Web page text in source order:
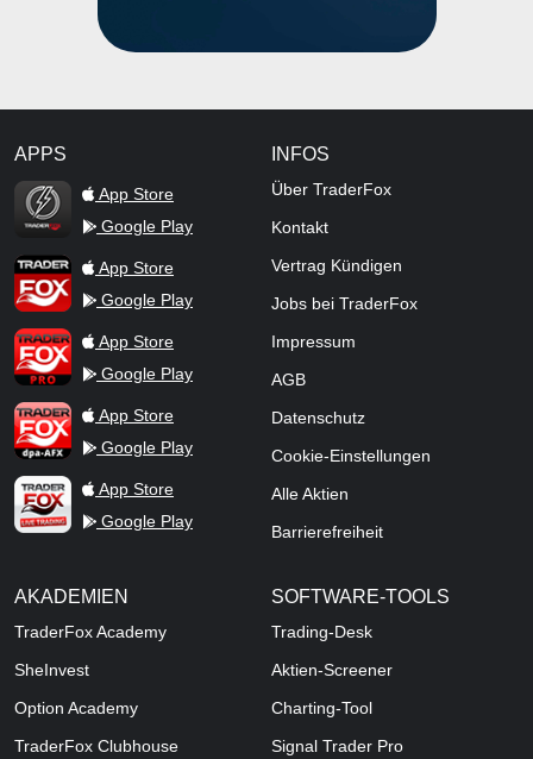
APPS
TraderFox Flash
App Store
Google Play
TraderFox AppApp Store
Google Play
TraderFox ProApp Store
Google Play
TraderFox dpa-AFX ProFeed
App Store
Google Play
TraderFox Live Trading
App Store
Google Play
INFOS
Über TraderFox
Kontakt
Vertrag Kündigen
Jobs bei TraderFox
Impressum
AGB
Datenschutz
Cookie-Einstellungen
Alle Aktien
Barrierefreiheit
AKADEMIEN
TraderFox Academy
SheInvest
Option Academy
TraderFox Clubhouse
SOFTWARE-TOOLS
Trading-Desk
Aktien-Screener
Charting-Tool
Signal Trader Pro